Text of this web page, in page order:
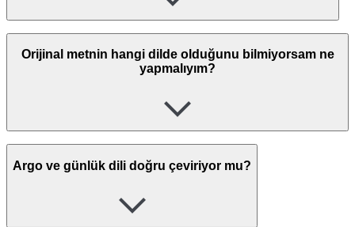
Orijinal metnin hangi dilde olduğunu bilmiyorsam ne
yapmalıyım?
Argo ve günlük dili doğru çeviriyor mu?